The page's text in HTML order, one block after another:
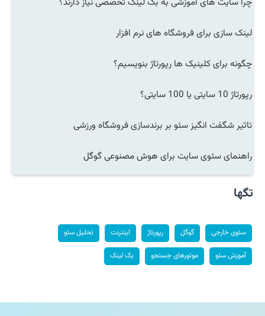
لینک سازی برای فروشگاه های نرم افزار
چگونه برای کلینیک ها رپورتاژ بنویسیم؟
رپورتاژ 10 سایتی یا 100 سایتی؟
تاثیر شگفت انگیز سئو بر برندسازی فروشگاه ورزشی
راهنمای سئوی سایت برای هوش مصنوعی گوگل
تگها
سئوی خارجی گوگل رپورتاژ اینترنت تحلیل سئو
آموزش سئو موتورهای جستجو بک لینک